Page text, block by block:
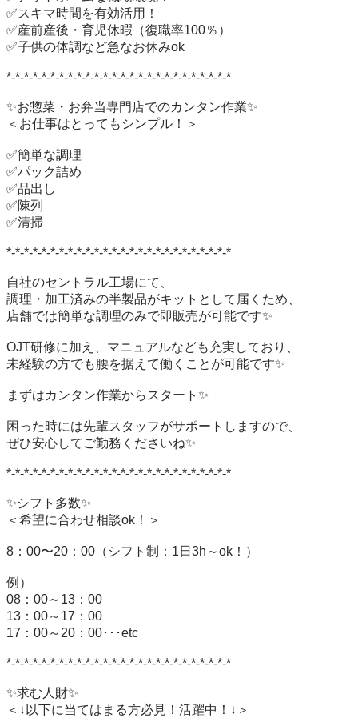
✅スキマ時間を有効活用！
✅産前産後・育児休暇（復職率100％）
✅子供の体調など急なお休みok
*-*-*-*-*-*-*-*-*-*-*-*-*-*-*-*-*-*-*-*-*-*-*-*-*-*
✨お惣菜・お弁当専門店でのカンタン作業✨
＜お仕事はとってもシンプル！＞
✅簡単な調理
✅パック詰め
✅品出し
✅陳列
✅清掃
*-*-*-*-*-*-*-*-*-*-*-*-*-*-*-*-*-*-*-*-*-*-*-*-*-*
自社のセントラル工場にて、
調理・加工済みの半製品がキットとして届くため、
店舗では簡単な調理のみで即販売が可能です✨
OJT研修に加え、マニュアルなども充実しており、
未経験の方でも腰を据えて働くことが可能です✨
まずはカンタン作業からスタート✨
困った時には先輩スタッフがサポートしますので、
ぜひ安心してご勤務くださいね✨
*-*-*-*-*-*-*-*-*-*-*-*-*-*-*-*-*-*-*-*-*-*-*-*-*-*
✨シフト多数✨
＜希望に合わせ相談ok！＞
8：00〜20：00（シフト制：1日3h～ok！）
例）
08：00～13：00
13：00～17：00
17：00～20：00･･･etc
*-*-*-*-*-*-*-*-*-*-*-*-*-*-*-*-*-*-*-*-*-*-*-*-*-*
✨求む人財✨
＜↓以下に当てはまる方必見！活躍中！↓＞